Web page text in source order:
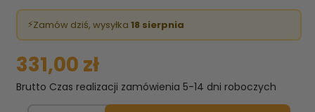
⚡Zamów dziś, wysyłka 18 sierpnia
331,00 zł
Brutto Czas realizacji zamówienia 5-14 dni roboczych